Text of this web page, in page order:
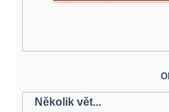
Několik vět...